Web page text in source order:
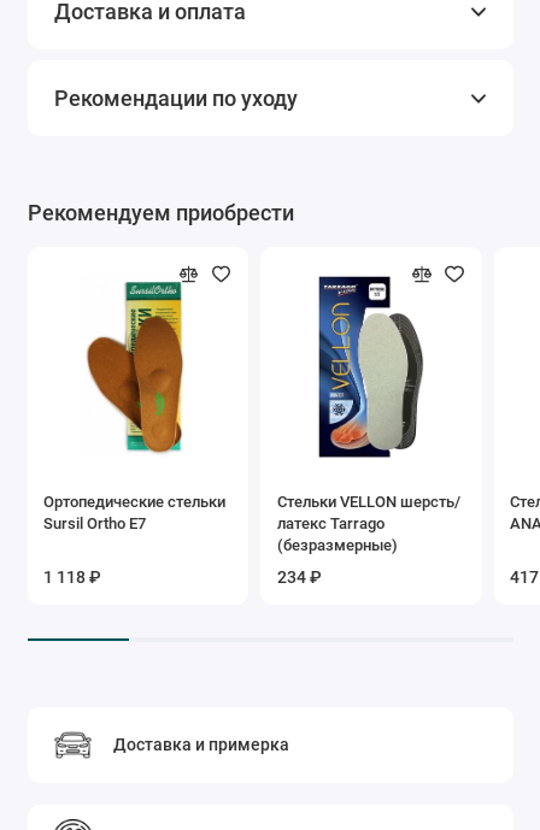
Доставка и оплата
Рекомендации по уходу
Рекомендуем приобрести
Ортопедические стельки
Sursil Ortho Е7
1 118 ₽
Стельки VELLON шерсть/
латекс Tarrago
(безразмерные)
234 ₽
Доставка и примерка